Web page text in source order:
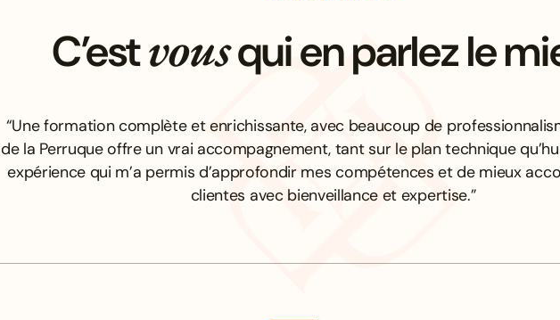
C’estvousqui en parlez le
“Une formation complète et enrichissante, avec beaucoup de
de la Perruque offre un vrai accompagnement, tant sur le plan technique
expérience qui m’a permis d’approfondir mes compétences et de mieux
clientes avec bienveillance et expertise.”